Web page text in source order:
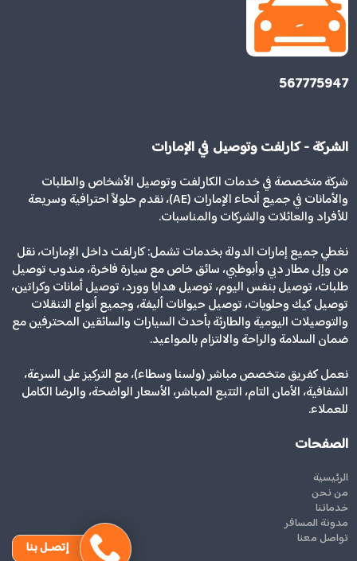
567775947
الشركة - كارلفت وتوصيل في الإمارات
شركة متخصصة في خدمات الكارلفت وتوصيل الأشخاص والطلبات
والأمانات في جميع أنحاء الإمارات (AE)، نقدم حلولاً احترافية وسريعة
للأفراد والعائلات والشركات والمناسبات.
نغطي جميع إمارات الدولة بخدمات تشمل: كارلفت داخل الإمارات، نقل
من وإلى مطار دبي وأبوظبي، سائق خاص مع سيارة فاخرة، مندوب توصيل
طلبات، توصيل بنفس اليوم، توصيل هدايا وورد، توصيل أمانات وكراتين،
توصيل كيك وحلويات، توصيل حيوانات أليفة، وجميع أنواع التنقلات
والتوصيلات اليومية والطارئة بأحدث السيارات والسائقين المحترفين مع
ضمان السلامة والراحة والالتزام بالمواعيد.
نعمل كفريق متخصص مباشر (ولسنا وسطاء)، مع التركيز على السرعة،
الشفافية، الأمان التام، التتبع المباشر، الأسعار الواضحة، والرضا الكامل
للعملاء.
الصفحات
الرئيسية
من نحن
خدماتنا
مدونة المسافر
تواصل معنا إتصـل بنا